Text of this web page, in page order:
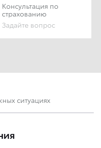
Консультация по
страхованию
Задайте вопрос
ситуациях